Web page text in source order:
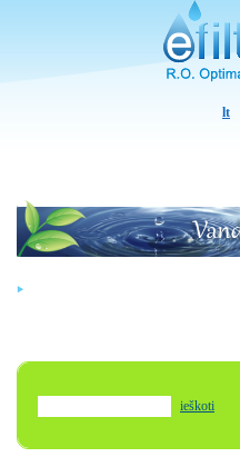
lt
ieškoti